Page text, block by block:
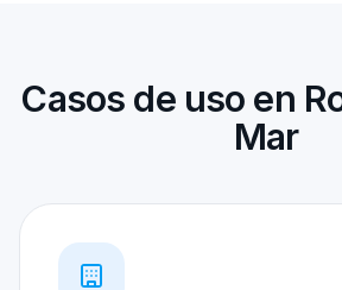
Casos de uso en
Mar